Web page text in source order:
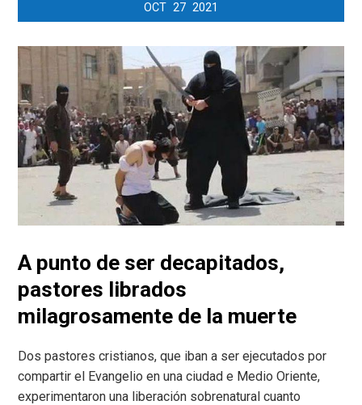
OCT 27 2021
A punto de ser decapitados,
pastores librados
milagrosamente de la muerte
Dos pastores cristianos, que iban a ser ejecutados por
compartir el Evangelio en una ciudad e Medio Oriente,
experimentaron una liberación sobrenatural cuanto